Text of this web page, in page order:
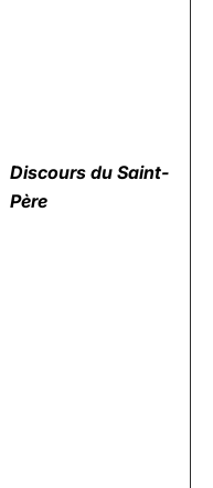
Discours du Saint-
Père